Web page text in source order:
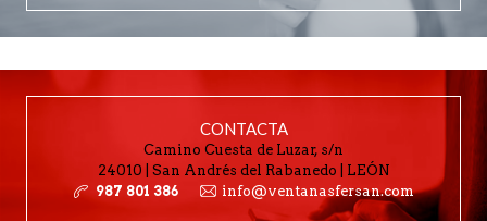
CONTACTA
Camino Cuesta de Luzar, s/n
24010 | San Andrés del Rabanedo | LEÓN
987 801 386
info@ventanasfersan.com